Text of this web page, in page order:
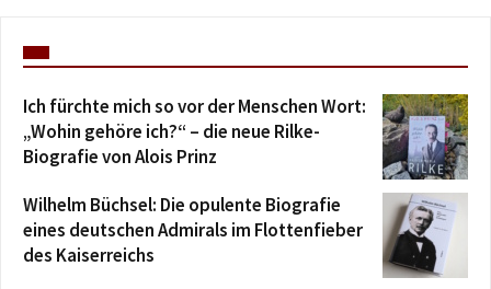
Ich fürchte mich so vor der Menschen Wort:
„Wohin gehöre ich?“ – die neue Rilke-
Biografie von Alois Prinz
Wilhelm Büchsel: Die opulente Biografie
eines deutschen Admirals im Flottenfieber
des Kaiserreichs